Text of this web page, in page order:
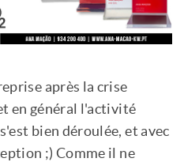
après la crise
en général l'activité
bien déroulée, et avec
;) Comme il ne